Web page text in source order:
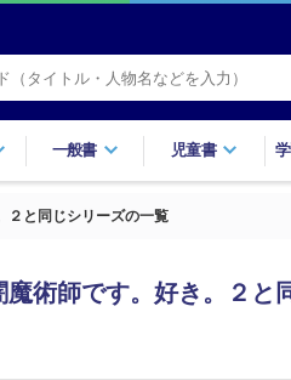
一般書 児童書
２と同じシリーズの一覧
術師です。好き。２と